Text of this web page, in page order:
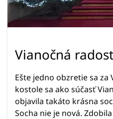
Vianočná
Ešte jedno obzretie sa za
kostole sa ako súčasť
objavila takáto krásna
Socha nie je nová.